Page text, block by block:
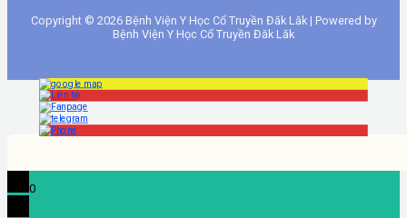
Copyright © 2026 Bệnh Viện Y Học Cổ Truyền Đăk Lăk | Powered by
Bệnh Viện Y Học Cổ Truyền Đăk Lăk
0